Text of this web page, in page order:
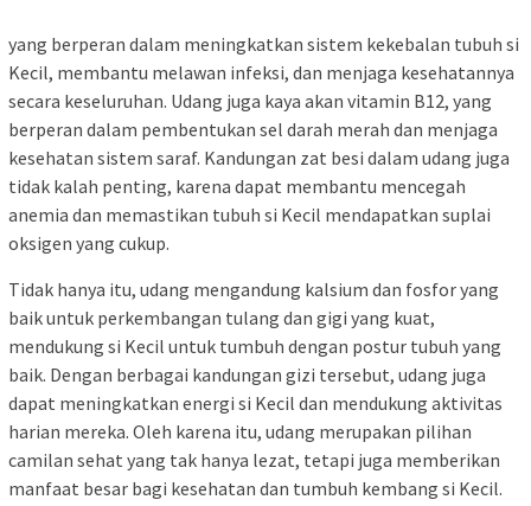
yang berperan dalam meningkatkan sistem kekebalan tubuh si
Kecil, membantu melawan infeksi, dan menjaga kesehatannya
secara keseluruhan. Udang juga kaya akan vitamin B12, yang
berperan dalam pembentukan sel darah merah dan menjaga
kesehatan sistem saraf. Kandungan zat besi dalam udang juga
tidak kalah penting, karena dapat membantu mencegah
anemia dan memastikan tubuh si Kecil mendapatkan suplai
oksigen yang cukup.
Tidak hanya itu, udang mengandung kalsium dan fosfor yang
baik untuk perkembangan tulang dan gigi yang kuat,
mendukung si Kecil untuk tumbuh dengan postur tubuh yang
baik. Dengan berbagai kandungan gizi tersebut, udang juga
dapat meningkatkan energi si Kecil dan mendukung aktivitas
harian mereka. Oleh karena itu, udang merupakan pilihan
camilan sehat yang tak hanya lezat, tetapi juga memberikan
manfaat besar bagi kesehatan dan tumbuh kembang si Kecil.